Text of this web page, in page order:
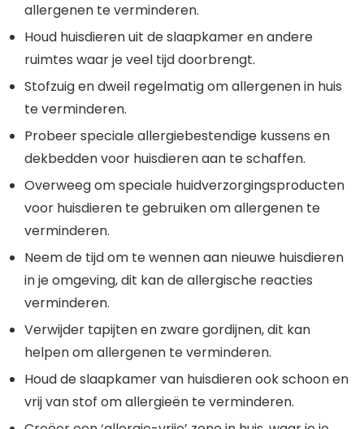
allergenen te verminderen.
Houd huisdieren uit de slaapkamer en andere
ruimtes waar je veel tijd doorbrengt.
Stofzuig en dweil regelmatig om allergenen in huis
te verminderen.
Probeer speciale allergiebestendige kussens en
dekbedden voor huisdieren aan te schaffen.
Overweeg om speciale huidverzorgingsproducten
voor huisdieren te gebruiken om allergenen te
verminderen.
Neem de tijd om te wennen aan nieuwe huisdieren
in je omgeving, dit kan de allergische reacties
verminderen.
Verwijder tapijten en zware gordijnen, dit kan
helpen om allergenen te verminderen.
Houd de slaapkamer van huisdieren ook schoon en
vrij van stof om allergieën te verminderen.